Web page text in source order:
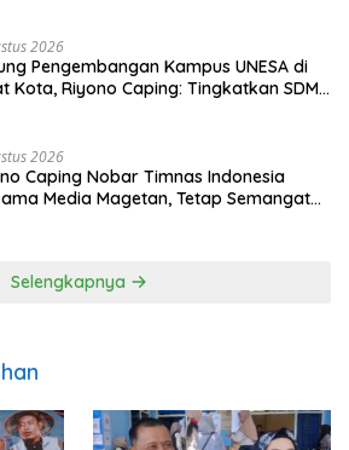
2026
Pengembangan Kampus UNESA di
Kota, Riyono Caping: Tingkatkan SDM
2026
Caping Nobar Timnas Indonesia
Media Magetan, Tetap Semangat
Selengkapnya